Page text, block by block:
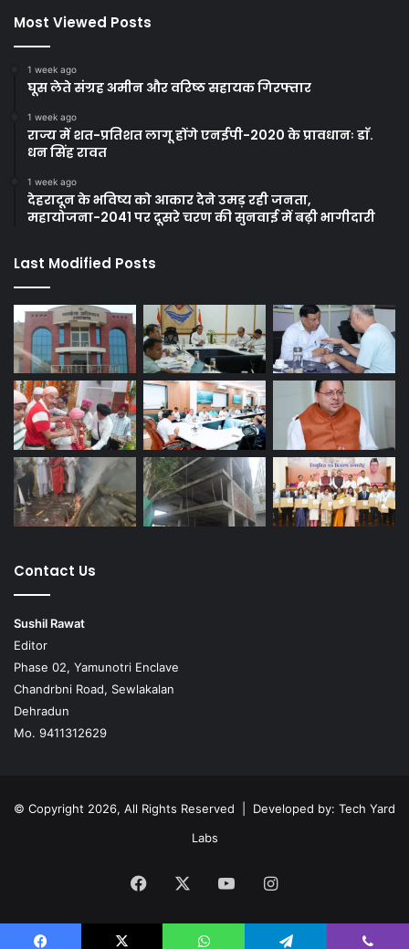
Most Viewed Posts
1 week ago
घूस लेते संग्रह अमीन और वरिष्ठ सहायक गिरफ्तार
1 week ago
राज्य में शत-प्रतिशत लागू होंगे एनईपी-2020 के प्रावधानः डाॅ.
धन सिंह रावत
1 week ago
देहरादून के भविष्य को आकार देने उमड़ रही जनता,
महायोजना-2041 पर दूसरे चरण की सुनवाई में बढ़ी भागीदारी
Last Modified Posts
Contact Us
Sushil Rawat
Editor
Phase 02, Yamunotri Enclave
Chandrbni Road, Sewlakalan
Dehradun
Mo. 9411312629
© Copyright 2026, All Rights Reserved | Developed by: Tech Yard
Labs
Facebook YouTubeInstagram